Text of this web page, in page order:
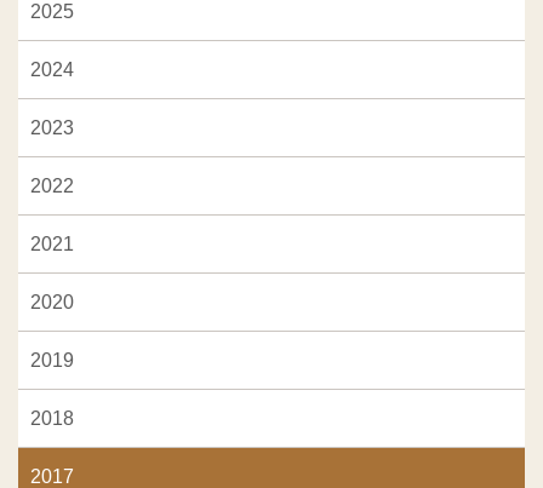
2025
2024
2023
2022
2021
2020
2019
2018
2017